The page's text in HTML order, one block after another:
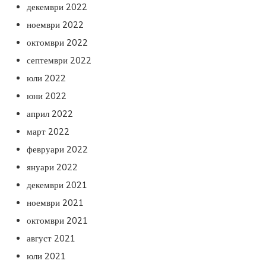
декември 2022
ноември 2022
октомври 2022
септември 2022
юли 2022
юни 2022
април 2022
март 2022
февруари 2022
януари 2022
декември 2021
ноември 2021
октомври 2021
август 2021
юли 2021